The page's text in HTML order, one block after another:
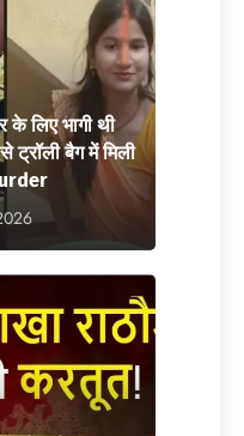
के लिए भागी थी
ट्रॉली बैग में मिली